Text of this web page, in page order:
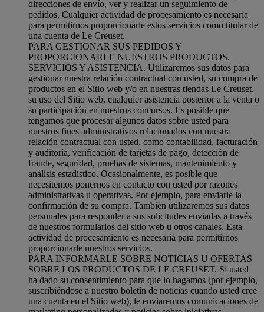
direcciones de envío, ver y realizar un seguimiento de
pedidos. Cualquier actividad de procesamiento es necesaria
para permitirnos proporcionarle estos servicios como titular de
una cuenta de Le Creuset.
PARA GESTIONAR SUS PEDIDOS Y
PROPORCIONARLE NUESTROS PRODUCTOS,
SERVICIOS Y ASISTENCIA. Utilizaremos sus datos para
gestionar nuestra relación contractual con usted, su compra de
productos en el Sitio web y/o en nuestras tiendas Le Creuset,
su uso del Sitio web, cualquier asistencia posterior a la venta o
su participación en nuestros concursos. Es posible que
tengamos que procesar algunos datos sobre usted para
nuestros fines administrativos relacionados con nuestra
relación contractual con usted, como contabilidad, facturación
y auditoría, verificación de tarjetas de pago, detección de
fraude, seguridad, pruebas de sistemas, mantenimiento y
análisis estadístico. Ocasionalmente, es posible que
necesitemos ponernos en contacto con usted por razones
administrativas u operativas. Por ejemplo, para enviarle la
confirmación de su compra. También utilizaremos sus datos
personales para responder a sus solicitudes enviadas a través
de nuestros formularios del sitio web u otros canales. Esta
actividad de procesamiento es necesaria para permitirnos
proporcionarle nuestros servicios.
PARA INFORMARLE SOBRE NOTICIAS U OFERTAS
SOBRE LOS PRODUCTOS DE LE CREUSET. Si usted
ha dado su consentimiento para que lo hagamos (por ejemplo,
suscribiéndose a nuestro boletín de noticias cuando usted cree
una cuenta en el Sitio web), le enviaremos comunicaciones de